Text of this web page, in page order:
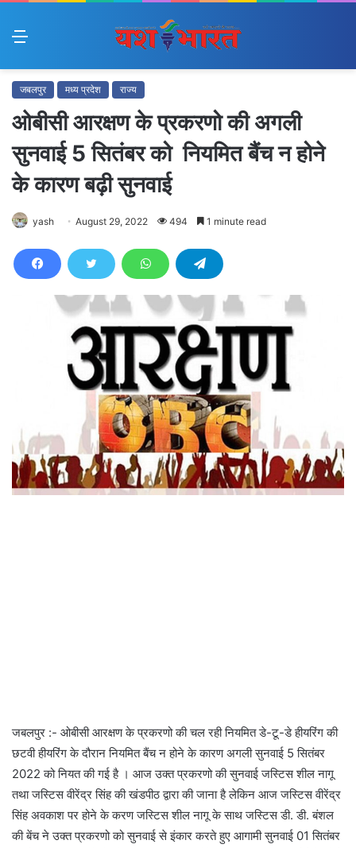
Menu
जबलपुर मध्य प्रदेश राज्य
ओबीसी आरक्षण के प्रकरणो की अगली
सुनवाई 5 सितंबर को नियमित बैंच न होने
के कारण बढ़ी सुनवाई
yash August 29, 2022 494 1 minute read
जबलपुर :- ओबीसी आरक्षण के प्रकरणो की चल रही नियमित डे-टू-डे हीयरिंग की
छटवी हीयरिंग के दौरान नियमित बैंच न होने के कारण अगली सुनवाई 5 सितंबर
2022 को नियत की गई है । आज उक्त प्रकरणो की सुनवाई जस्टिस शील नागू
तथा जस्टिस वीरेंद्र सिंह की खंडपीठ द्वारा की जाना है लेकिन आज जस्टिस वीरेंद्र
सिंह अवकाश पर होने के करण जस्टिस शील नागू के साथ जस्टिस डी. डी. बंशल
की बेंच ने उक्त प्रकरणो को सुनवाई से इंकार करते हुए आगामी सुनवाई 01 सितंबर